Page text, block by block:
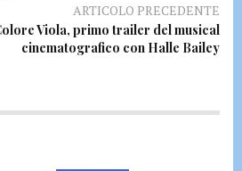
ARTICOLO PRECEDENTE
Viola, primo trailer del musical
cinematografico con Halle Bailey